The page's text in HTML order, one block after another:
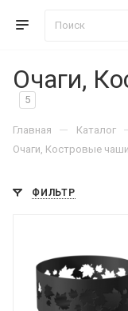
Очаги,
5
Главная — Каталог
Очаги, Костровые чаши
ФИЛЬТР